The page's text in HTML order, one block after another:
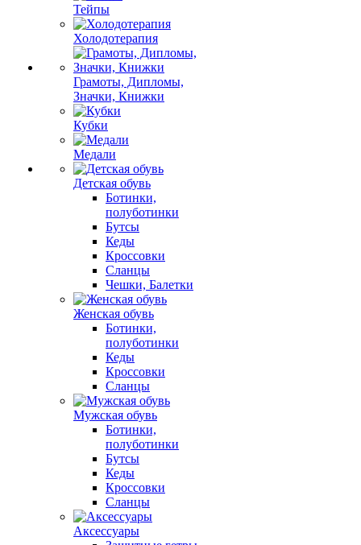
Тейпы
Холодотерапия
Грамоты, Дипломы,
Значки, Книжки
Кубки
Медали
Детская обувь
Ботинки,
полуботинки
Бутсы
Кеды
Кроссовки
Сланцы
Чешки, Балетки
Женская обувь
Ботинки,
полуботинки
Кеды
Кроссовки
Сланцы
Мужская обувь
Ботинки,
полуботинки
Бутсы
Кеды
Кроссовки
Сланцы
Аксессуары